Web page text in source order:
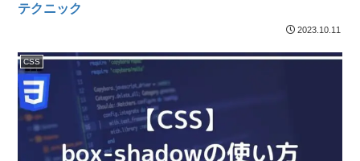
テクニック
2023.10.11
CSS